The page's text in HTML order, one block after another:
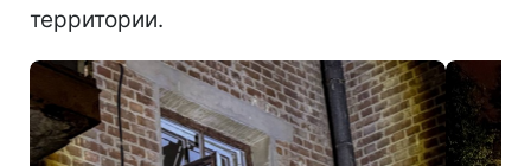
территории.